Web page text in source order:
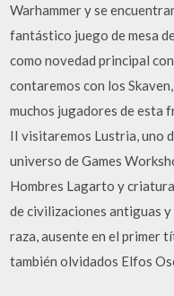
Warhammer y se
fantástico juego de mesa
como novedad principal
contaremos con los
muchos jugadores de esta
II visitaremos Lustria, uno
universo de Games
Hombres Lagarto y
de civilizaciones antiguas
raza, ausente en el primer
también olvidados Elfos